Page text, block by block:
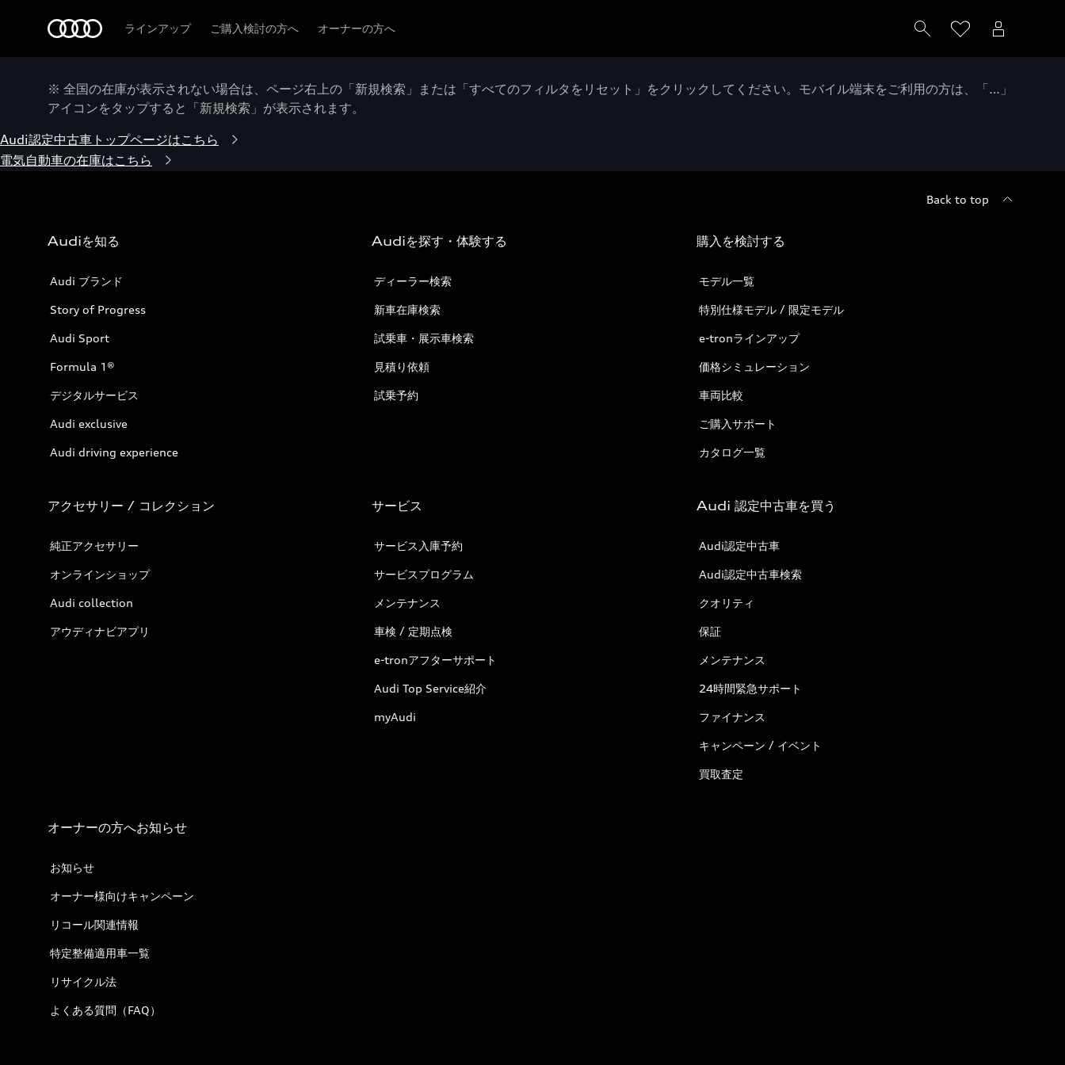
ラインアップ ご購入検討の方へ オーナーの方へ
※ 全国の在庫が表示されない場合は、ページ右上の「新規検索」または「すべてのフィルタをリセット」をクリックしてください。モバイル端末をご利用の方は、「…」
アイコンをタップすると「新規検索」が表示されます。
Audi認定中古車トップページはこちら
電気自動車の在庫はこちら
Back to top
Audiを知る
Audi ブランド
Story of Progress
Audi Sport
Formula 1®
デジタルサービス
Audi exclusive
Audi driving experience
Audiを探す・体験する
ディーラー検索
新車在庫検索
試乗車・展示車検索
見積り依頼
試乗予約
購入を検討する
モデル一覧
特別仕様モデル / 限定モデル
e-tronラインアップ
価格シミュレーション
車両比較
ご購入サポート
カタログ一覧
アクセサリー / コレクション
純正アクセサリー
オンラインショップ
Audi collection
アウディナビアプリ
サービス
サービス入庫予約
サービスプログラム
メンテナンス
車検 / 定期点検
e-tronアフターサポート
Audi Top Service紹介
myAudi
Audi 認定中古車を買う
Audi認定中古車
Audi認定中古車検索
クオリティ
保証
メンテナンス
24時間緊急サポート
ファイナンス
キャンペーン / イベント
買取査定
オーナーの方へお知らせ
お知らせ
オーナー様向けキャンペーン
リコール関連情報
特定整備適用車一覧
リサイクル法
よくある質問（FAQ）